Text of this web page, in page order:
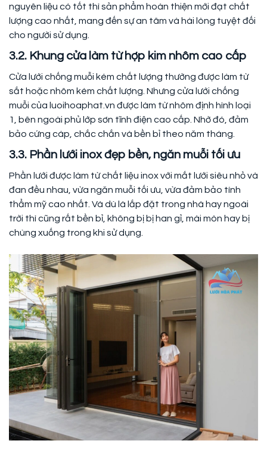
nguyên liệu có tốt thì sản phẩm hoàn thiện mới đạt chất
lượng cao nhất, mang đến sự an tâm và hài lòng tuyệt đối
cho người sử dụng.
3.2. Khung cửa làm từ hợp kim nhôm cao cấp
Cửa lưới chống muỗi kém chất lượng thường được làm từ
sắt hoặc nhôm kém chất lượng. Nhưng cửa lưới chống
muỗi của luoihoaphat.vn được làm từ nhôm định hình loại
1, bên ngoài phủ lớp sơn tĩnh điện cao cấp. Nhờ đó, đảm
bảo cứng cáp, chắc chắn và bền bỉ theo năm tháng.
3.3. Phần lưới inox đẹp bền, ngăn muỗi tối ưu
Phần lưới được làm từ chất liệu inox với mắt lưới siêu nhỏ và
đan đều nhau, vừa ngăn muỗi tối ưu, vừa đảm bảo tính
thẩm mỹ cao nhất. Và dù là lắp đặt trong nhà hay ngoài
trời thì cũng rất bền bỉ, không bị bị han gỉ, mài mòn hay bị
chùng xuống trong khi sử dụng.